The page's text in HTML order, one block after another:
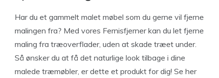
Har du et gammelt malet møbel som du gerne vil fjerne
malingen fra? Med vores Fernisfjerner kan du let fjerne
maling fra træoverflader, uden at skade træet under.
Så ønsker du at få det naturlige look tilbage i dine
malede træmøbler, er dette et produkt for dig! Se her